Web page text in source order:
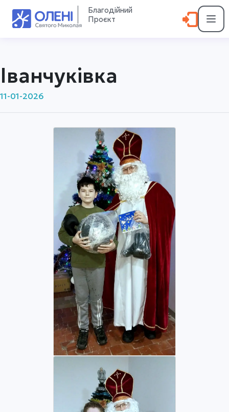
Благодійний
Проєкт
Іванчуківка
11-01-2026